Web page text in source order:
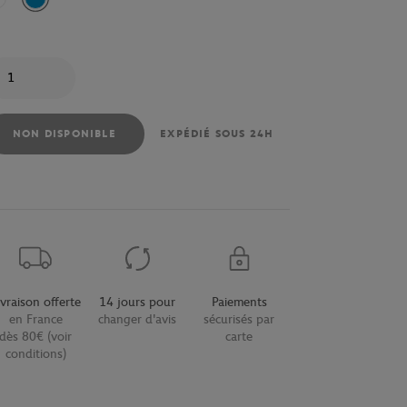
Bleu
NON DISPONIBLE EXPÉDIÉ SOUS 24H
offerte
en France
dès 80€ (voir
conditions)
14 jours pour
changer d'avis
Paiements
sécurisés par
carte